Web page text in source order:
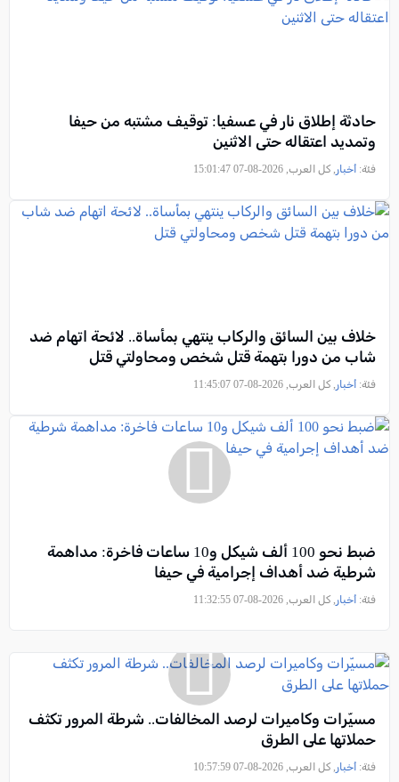
حادثة إطلاق نار في عسفيا: توقيف مشتبه من حيفا
وتمديد اعتقاله حتى الاثنين
فئة: أخبار , كل العرب, 2026-08-07 15:01:47
خلاف بين السائق والركاب ينتهي بمأساة.. لائحة اتهام ضد
شاب من دورا بتهمة قتل شخص ومحاولتي قتل
فئة: أخبار , كل العرب, 2026-08-07 11:45:07
ضبط نحو 100 ألف شيكل و10 ساعات فاخرة: مداهمة
شرطية ضد أهداف إجرامية في حيفا
فئة: أخبار , كل العرب, 2026-08-07 11:32:55
مسيّرات وكاميرات لرصد المخالفات.. شرطة المرور تكثف
حملاتها على الطرق
فئة: أخبار , كل العرب, 2026-08-07 10:57:59